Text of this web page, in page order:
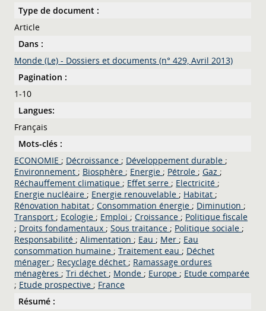
Type de document :
Article
Dans :
Monde (Le) - Dossiers et documents (n° 429, Avril 2013)
Pagination :
1-10
Langues:
Français
Mots-clés :
ECONOMIE ; Décroissance ; Développement durable ;
Environnement ; Biosphère ; Energie ; Pétrole ; Gaz ;
Réchauffement climatique ; Effet serre ; Electricité ;
Energie nucléaire ; Energie renouvelable ; Habitat ;
Rénovation habitat ; Consommation énergie ; Diminution ;
Transport ; Ecologie ; Emploi ; Croissance ; Politique fiscale
; Droits fondamentaux ; Sous traitance ; Politique sociale ;
Responsabilité ; Alimentation ; Eau ; Mer ; Eau
consommation humaine ; Traitement eau ; Déchet
ménager ; Recyclage déchet ; Ramassage ordures
ménagères ; Tri déchet ; Monde ; Europe ; Etude comparée
; Etude prospective ; France
Résumé :